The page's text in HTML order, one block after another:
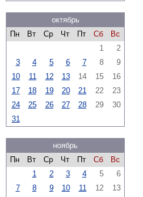
октябрь
Пн
Вт Ср Чт Пт Сб
Вс
1
2
3
4 5 6 7 8
9
10
11 12 13 14 15
16
17
18 19 20 21 22
23
24
25 26 27 28 29
30
31
ноябрь
Пн
Вт Ср Чт Пт Сб
Вс
1
2 3 4 5
6
7
8 9 10 11 12
13